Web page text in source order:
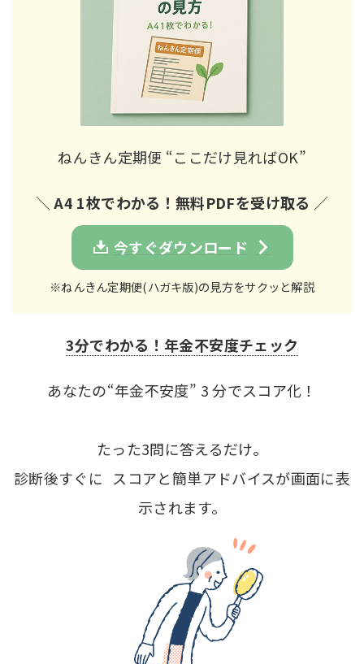
ねんきん定期便 “ここだけ見ればOK”
＼A4 1枚でわかる！無料PDFを受け取る ／
今すぐダウンロード
※ねんきん定期便(ハガキ版)の見方をサクッと解説
3分でわかる！年金不安度チェック
あなたの“年金不安度” 3 分でスコア化！
たった3問に答えるだけ。
診断後すぐに スコアと簡単アドバイスが画面に表
示されます。